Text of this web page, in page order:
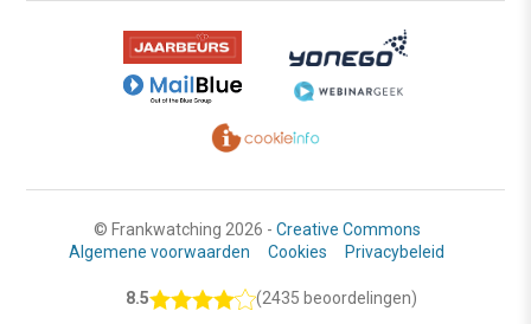
© Frankwatching 2026 - Creative Commons
Algemene voorwaarden
Cookies Privacybeleid
8.5 (2435 beoordelingen)